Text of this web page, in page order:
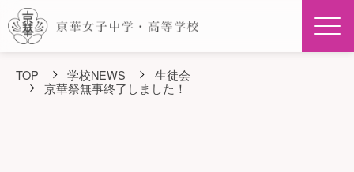
TOP 学校NEWS
生徒会
京華祭無事終了しました！